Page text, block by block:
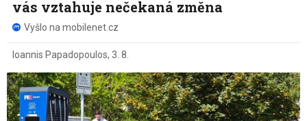
vás vztahuje nečekaná změna
Vyšlo na mobilenet.cz
Ioannis Papadopoulos, 3. 8.